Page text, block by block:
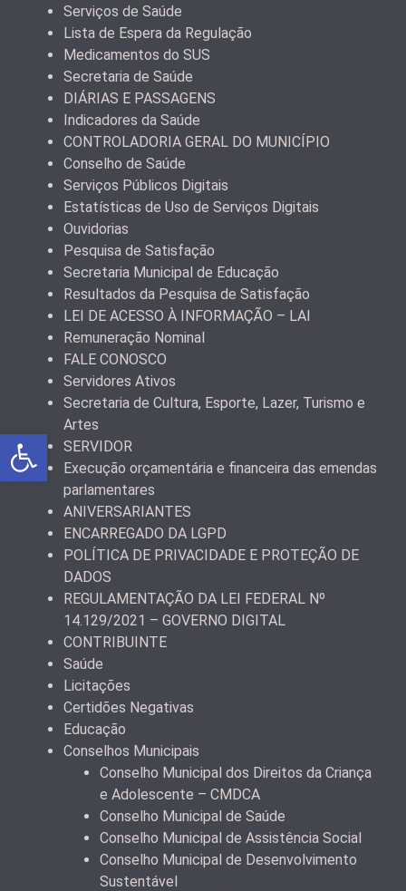
Serviços de Saúde
Lista de Espera da Regulação
Medicamentos do SUS
Secretaria de Saúde
DIÁRIAS E PASSAGENS
Indicadores da Saúde
CONTROLADORIA GERAL DO MUNICÍPIO
Conselho de Saúde
Serviços Públicos Digitais
Estatísticas de Uso de Serviços Digitais
Ouvidorias
Pesquisa de Satisfação
Secretaria Municipal de Educação
Resultados da Pesquisa de Satisfação
LEI DE ACESSO À INFORMAÇÃO – LAI
Remuneração Nominal
FALE CONOSCO
Servidores Ativos
Secretaria de Cultura, Esporte, Lazer, Turismo e
Artes
SERVIDOR
Execução orçamentária e financeira das emendas
parlamentares
ANIVERSARIANTES
ENCARREGADO DA LGPD
POLÍTICA DE PRIVACIDADE E PROTEÇÃO DE
DADOS
REGULAMENTAÇÃO DA LEI FEDERAL Nº
14.129/2021 – GOVERNO DIGITAL
CONTRIBUINTE
Saúde
Licitações
Certidões Negativas
Educação
Conselhos Municipais
Conselho Municipal dos Direitos da Criança
e Adolescente – CMDCA
Conselho Municipal de Saúde
Conselho Municipal de Assistência Social
Conselho Municipal de Desenvolvimento
Sustentável
Abrir a barra de ferramentas